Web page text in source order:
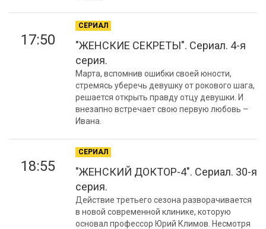
17:50
СЕРИАЛ
"ЖЕНСКИЕ СЕКРЕТЫ". Сериал. 4-я
серия.
Марта, вспомнив ошибки своей юности,
стремясь уберечь девушку от рокового шага,
решается открыть правду отцу девушки. И
внезапно встречает свою первую любовь –
Ивана.
18:55
СЕРИАЛ
"ЖЕНСКИЙ ДОКТОР-4". Сериал. 30-я
серия.
Действие третьего сезона разворачивается
в новой современной клинике, которую
основал профессор Юрий Климов. Несмотря